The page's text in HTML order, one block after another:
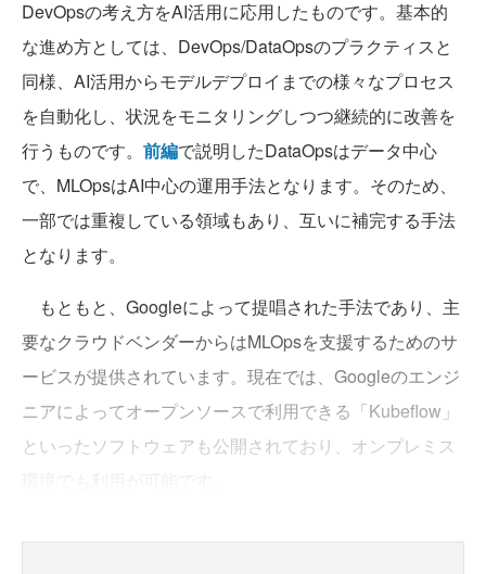
DevOpsの考え方をAI活用に応用したものです。基本的
な進め方としては、DevOps/DataOpsのプラクティスと
同様、AI活用からモデルデプロイまでの様々なプロセス
を自動化し、状況をモニタリングしつつ継続的に改善を
行うものです。 前編で説明したDataOpsはデータ中心
で、MLOpsはAI中心の運用手法となります。そのため、
一部では重複している領域もあり、互いに補完する手法
となります。
もともと、Googleによって提唱された手法であり、主
要なクラウドベンダーからはMLOpsを支援するためのサ
ービスが提供されています。現在では、Googleのエンジ
ニアによってオープンソースで利用できる「Kubeflow」
といったソフトウェアも公開されており、オンプレミス